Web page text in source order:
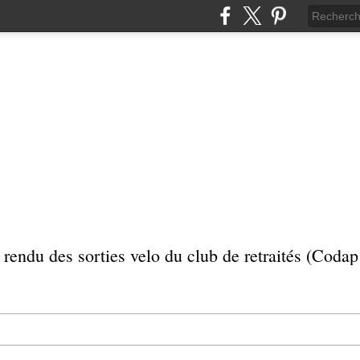
des sorties velo du club de retraités